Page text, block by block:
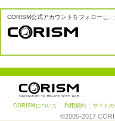
CORISM公式アカウントをフォローし
CORISMについて 利用規約 サイト
©2005-2017